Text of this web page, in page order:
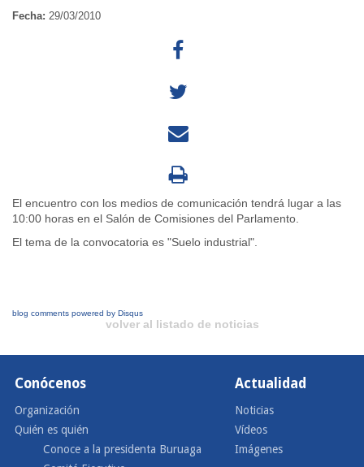
Fecha: 29/03/2010
El encuentro con los medios de comunicación tendrá lugar a las
10:00 horas en el Salón de Comisiones del Parlamento.
El tema de la convocatoria es "Suelo industrial".
blog comments powered by Disqus
volver al listado de noticias
Conócenos
Organización
Quién es quién
Conoce a la presidenta Buruaga
Actualidad
Noticias
Vídeos
Imágenes